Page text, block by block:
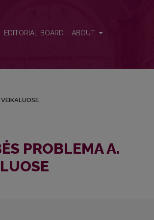
EDITORIAL BOARD ABOUT
PROBLEMA A.